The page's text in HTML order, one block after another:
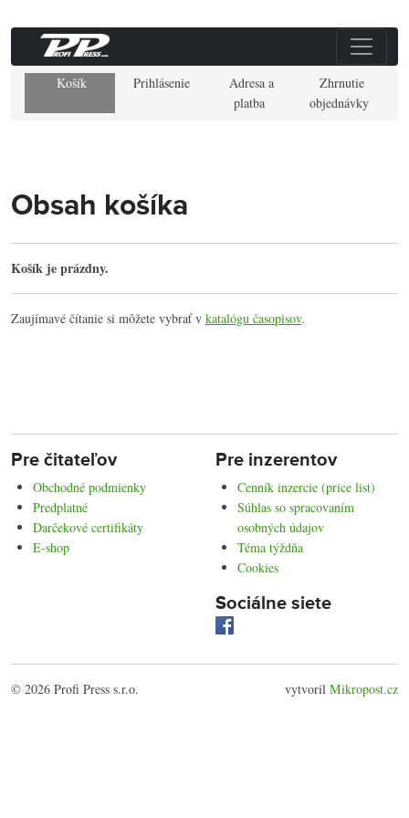
Košík Prihlásenie
Adresa a
platba
Zhrnutie
objednávky
Obsah košíka
Košík je prázdny.
Zaujímavé čítanie si môžete vybrať v katalógu časopisov.
Pre čitateľov
Obchodné podmienky
Predplatné
Darčekové certifikáty
E-shop
Pre inzerentov
Cenník inzercie (price list)
Súhlas so spracovaním
osobných údajov
Téma týždňa
Cookies
Sociálne siete
© 2026 Profi Press s.r.o. vytvoril Mikropost.cz